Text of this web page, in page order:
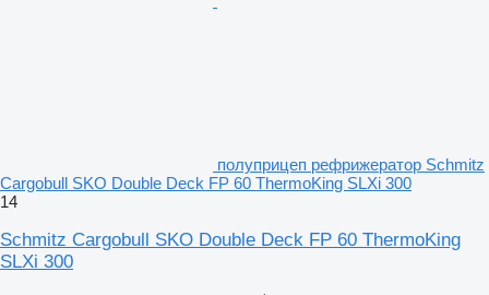
полуприцеп рефрижератор Schmitz
Cargobull SKO Double Deck FP 60 ThermoKing SLXi 300
14
Schmitz Cargobull SKO Double Deck FP 60 ThermoKing
SLXi 300